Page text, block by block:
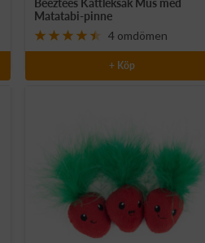
pris
Beeztees Kattleksak Mus med
Matatabi-pinne
4 omdömen
+ Köp